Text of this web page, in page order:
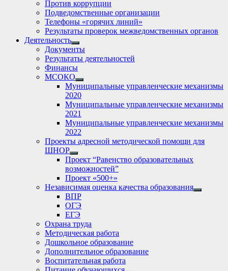
Против коррупции
Подведомственные организации
Телефоны «горячих линий»
Результаты проверок межведомственных органов
Деятельность
Show
sub
menu
Документы
Результаты деятельностей
Финансы
МСОКО
Show
sub
menu
Муниципальные управленческие механизмы
2020
Муниципальные управленческие механизмы
2021
Муниципальные управленческие механизмы
2022
Проекты адресной методической помощи для
ШНОР
Show
sub
menu
Проект “Равенство образовательных
возможностей”
Проект «500+»
Независимая оценка качества образования
Show
ВПР
ОГЭ
ЕГЭ
Охрана труда
Методическая работа
Дошкольное образование
Дополнительное образование
Воспитательная работа